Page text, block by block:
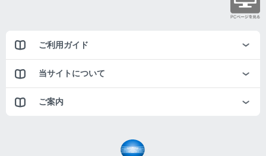
ご利用ガイド
当サイトについて
ご案内